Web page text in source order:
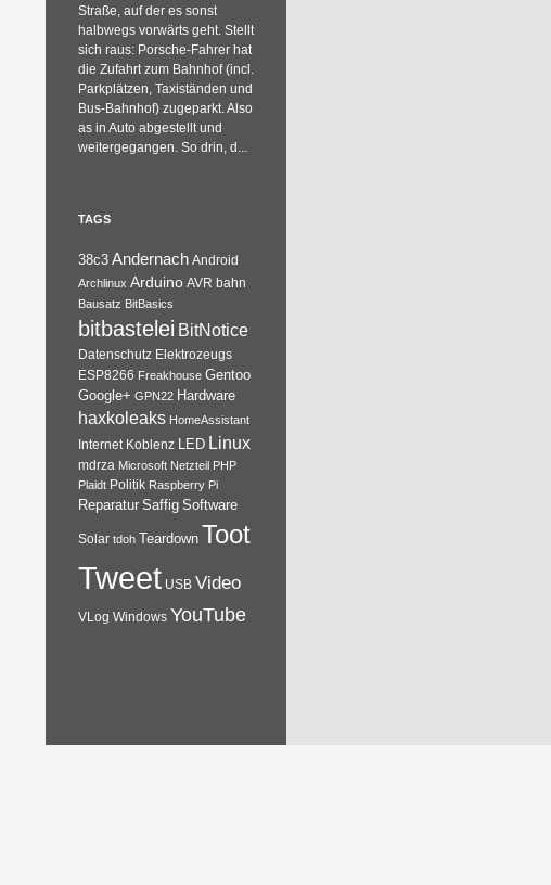
Straße, auf der es sonst
halbwegs vorwärts geht. Stellt
sich raus: Porsche-Fahrer hat
die Zufahrt zum Bahnhof (incl.
Parkplätzen, Taxiständen und
Bus-Bahnhof) zugeparkt. Also
as in Auto abgestellt und
weitergegangen. So drin, d...
TAGS
38c3 Andernach Android
Archlinux Arduino AVR bahn
Bausatz BitBasics
bitbastelei BitNotice
Datenschutz Elektrozeugs
ESP8266 Freakhouse Gentoo
Google+ GPN22 Hardware
haxkoleaks HomeAssistant
Internet Koblenz LED Linux
mdrza Microsoft Netzteil PHP
Plaidt Politik Raspberry Pi
Reparatur Saffig Software
Solar tdoh Teardown Toot
Tweet USB Video
VLog Windows YouTube